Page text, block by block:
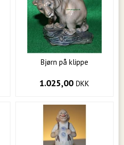
Bjørn på klippe
1.025,00DKK